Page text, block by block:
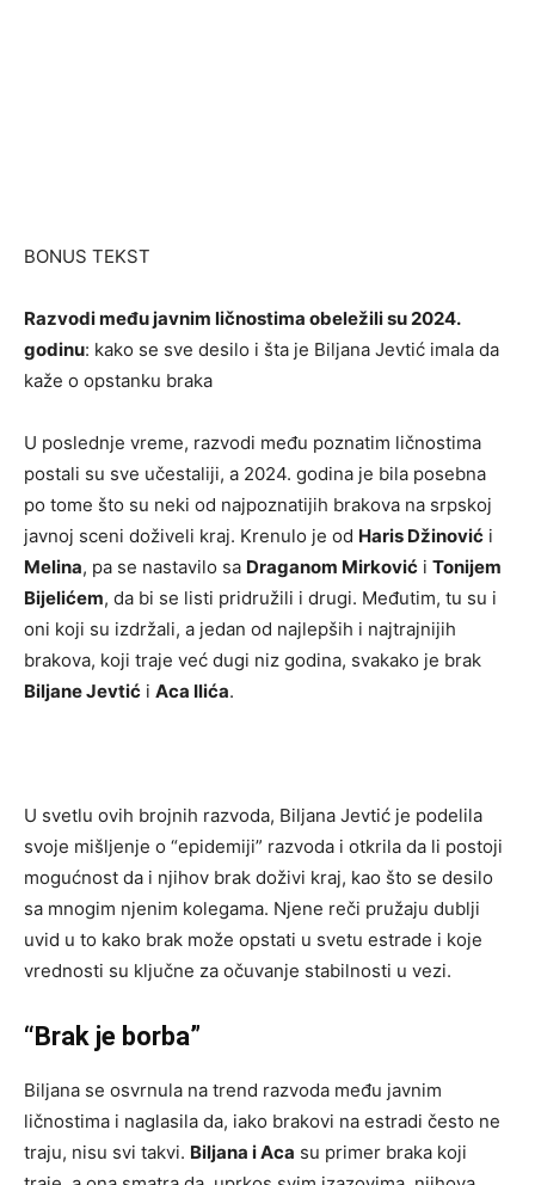
BONUS TEKST
Razvodi među javnim ličnostima obeležili su 2024.
godinu: kako se sve desilo i šta je Biljana Jevtić imala da
kaže o opstanku braka
U poslednje vreme, razvodi među poznatim ličnostima
postali su sve učestaliji, a 2024. godina je bila posebna
po tome što su neki od najpoznatijih brakova na srpskoj
javnoj sceni doživeli kraj. Krenulo je od Haris Džinović i
Melina, pa se nastavilo sa Draganom Mirković i Tonijem
Bijelićem, da bi se listi pridružili i drugi. Međutim, tu su i
oni koji su izdržali, a jedan od najlepših i najtrajnijih
brakova, koji traje već dugi niz godina, svakako je brak
Biljane Jevtić i Aca Ilića.
U svetlu ovih brojnih razvoda, Biljana Jevtić je podelila
svoje mišljenje o “epidemiji” razvoda i otkrila da li postoji
mogućnost da i njihov brak doživi kraj, kao što se desilo
sa mnogim njenim kolegama. Njene reči pružaju dublji
uvid u to kako brak može opstati u svetu estrade i koje
vrednosti su ključne za očuvanje stabilnosti u vezi.
“Brak je borba”
Biljana se osvrnula na trend razvoda među javnim
ličnostima i naglasila da, iako brakovi na estradi često ne
traju, nisu svi takvi. Biljana i Aca su primer braka koji